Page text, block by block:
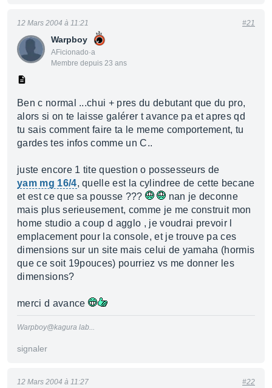
Warpboy
AFicionado·a
Membre depuis 23 ans
12 Mars 2004 à 11:21 #21
Ben c normal ...chui + pres du debutant que du pro,
alors si on te laisse galérer t avance pa et apres qd
tu sais comment faire ta le meme comportement, tu
gardes tes infos comme un C..
juste encore 1 tite question o possesseurs de
yam mg 16/4, quelle est la cylindree de cette becane
et est ce que sa pousse ???
nan je deconne
mais plus serieusement, comme je me construit mon
home studio a coup d agglo , je voudrai prevoir l
emplacement pour la console, et je trouve pa ces
dimensions sur un site mais celui de yamaha (hormis
que ce soit 19pouces) pourriez vs me donner les
dimensions?
merci d avance
Warpboy@kagura lab...
signaler
12 Mars 2004 à 11:27 #22